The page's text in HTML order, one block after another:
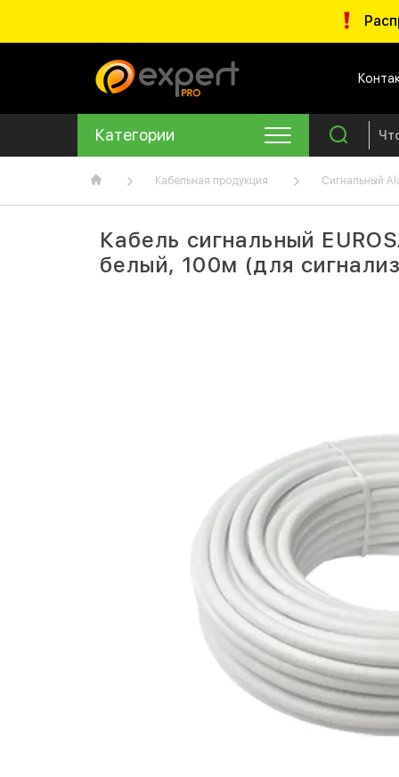
Категории
Кабельная продукция Сигнальный
Кабель сигнальный
белый, 100м (для